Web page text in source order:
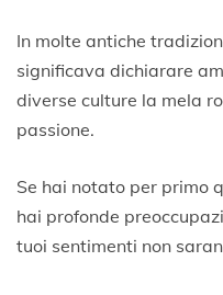
In molte antiche
significava dichiarare
diverse culture la mela
passione.
Se hai notato per primo
hai profonde
tuoi sentimenti non